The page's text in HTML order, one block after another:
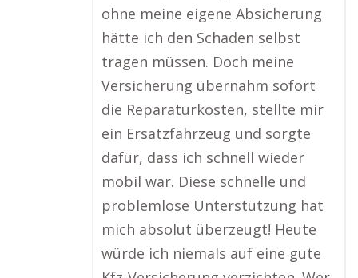
ohne meine eigene Absicherung
hätte ich den Schaden selbst
tragen müssen. Doch meine
Versicherung übernahm sofort
die Reparaturkosten, stellte mir
ein Ersatzfahrzeug und sorgte
dafür, dass ich schnell wieder
mobil war. Diese schnelle und
problemlose Unterstützung hat
mich absolut überzeugt! Heute
würde ich niemals auf eine gute